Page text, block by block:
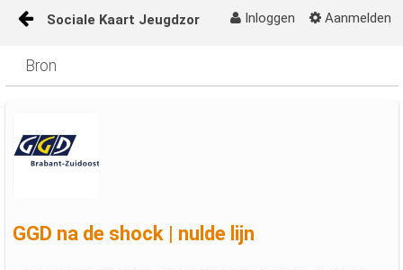
Inloggen Aanmelden
Sociale Kaart Jeugdzorg
Bron
GGD na de shock | nulde lijn